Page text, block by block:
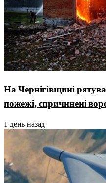
На Чернігівщині
пожежі, спричинені
1 день назад